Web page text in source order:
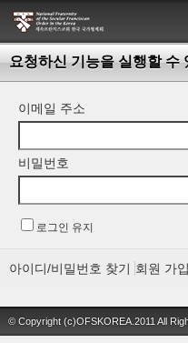
요청하신 기능을 실행할 수
이메일 주소
비밀번호
로그인 유지
아이디/비밀번호 찾기 회원 가입
© Copyright (c)OFSKOREA.2011 All